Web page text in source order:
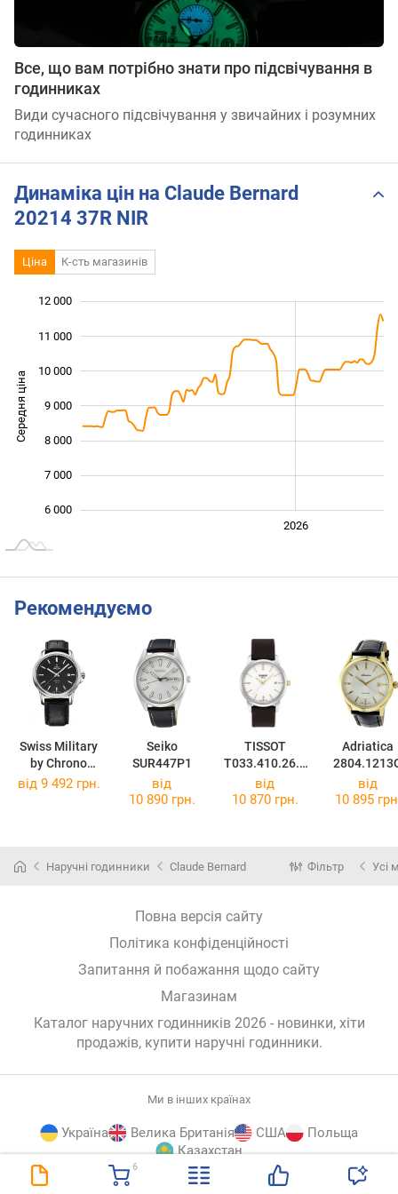
6
Все, що вам потрібно знати про підсвічування в
годинниках
Види сучасного підсвічування у звичайних і розумних
годинниках
Динаміка цін на Claude Bernard
20214 37R NIR
Ціна К-сть магазинів
Середня ціна 10 000
6 000
7 000
8 000
9 000
10 000
11 000
12 000
2026
Рекомендуємо
Swiss Military
by Chrono
SM34039.06
Seiko
SUR447P1
TISSOT
T033.410.26.0
11.01
Adriatica
від 9 492 грн.
від
10 890 грн.
від
10 870 грн.
від
10 895
Наручні годинники Claude Bernard Фільтр Усі
Повна версія сайту
Політика конфіденційності
Запитання й побажання щодо сайту
Магазинам
Каталог наручних годинників 2026 - новинки, хіти
продажів, купити наручні годинники.
Ми в інших країнах
Україна Велика Британія США
Польща
Казахстан